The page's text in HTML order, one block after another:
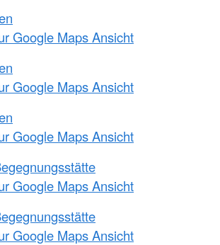
Google Maps Ansicht
Google Maps Ansicht
Google Maps Ansicht
Google Maps Ansicht
Google Maps Ansicht